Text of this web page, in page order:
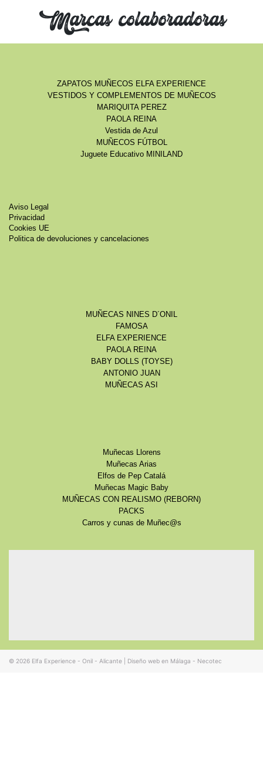
Marcas colaboradoras
ZAPATOS MUÑECOS ELFA EXPERIENCE
VESTIDOS Y COMPLEMENTOS DE MUÑECOS
MARIQUITA PEREZ
PAOLA REINA
Vestida de Azul
MUÑECOS FÚTBOL
Juguete Educativo MINILAND
Aviso Legal
Privacidad
Cookies UE
Politica de devoluciones y cancelaciones
MUÑECAS NINES D´ONIL
FAMOSA
ELFA EXPERIENCE
PAOLA REINA
BABY DOLLS (TOYSE)
ANTONIO JUAN
MUÑECAS ASI
Muñecas Llorens
Muñecas Arias
Elfos de Pep Catalá
Muñecas Magic Baby
MUÑECAS CON REALISMO (REBORN)
PACKS
Carros y cunas de Muñec@s
© 2026 Elfa Experience - Onil - Alicante Diseño web en Málaga - Necotec